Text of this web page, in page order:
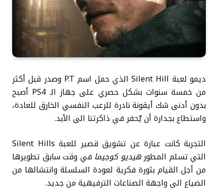
ديمو لعبة Silent Hill الذي حمل اسم P.T وصدر قبل أكثر
من خمسة سنوات بشكل حصري على جهاز الـ PS4 أصبح
بدون أدنى شك أيقونة نادرة للرعب النفسي الخارق للعادة،
واستطاع بجدارة أن يٌحفر في ذاكرتنا الى الأبد.
التجربة كانت عبارة عن تشويق قصير للعبة Silent Hills
التي تسلم المطورهيديو كوجيما في وقت سابق تطويرها
من أجل القيام بثورة فكرية لعودة السلسلة وانتشالها من
الضياع الى واجهة الصناعات الترفيهية من جديد.